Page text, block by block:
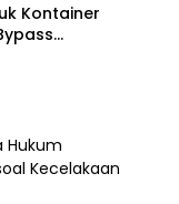
Kontainer
Hukum
Kecelakaan